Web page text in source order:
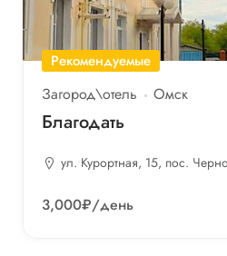
Рекомендуемые
Загород\отель Омск
Благодать
ул. Курортная, 15, пос.
3,000₽/день